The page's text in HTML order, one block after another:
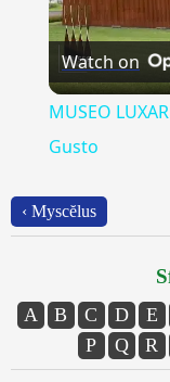
Watch on
MUSEO
Gusto
‹ Myscĕlus
A B C D E
P
Q R